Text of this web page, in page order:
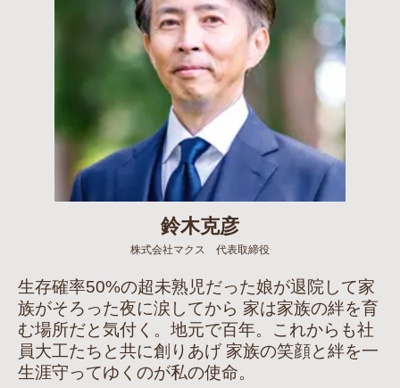
鈴木克彦
株式会社マクス 代表取締役
生存確率50%の超未熟児だった娘が退院して家
族がそろった夜に涙してから 家は家族の絆を育
む場所だと気付く。地元で百年。これからも社
員大工たちと共に創りあげ 家族の笑顔と絆を一
生涯守ってゆくのが私の使命。